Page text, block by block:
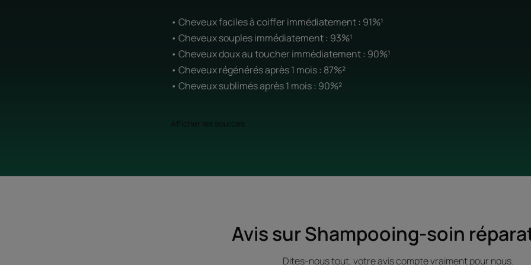
• Cheveux faciles à coiffer immédiatement : 91%¹
• Cheveux souples immédiatement : 93%¹
• Cheveux doux au toucher immédiatement : 90%¹
• Cheveux régénérés après 1 mois : 87%²
• Cheveux sublimés après 1 mois : 90%²
Afficher les sources
Avis sur Shampooing-soin
Dites-nous tout, votre avis compte vraiment pour nous.